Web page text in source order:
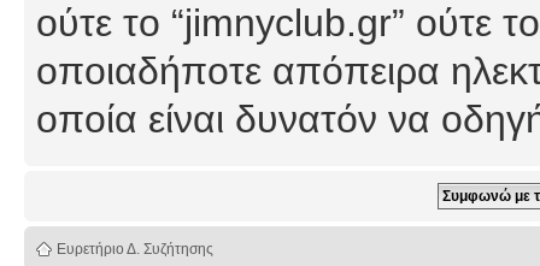
ούτε το “jimnyclub.gr” ούτε
οποιαδήποτε απόπειρα
οποία είναι δυνατόν να
Ευρετήριο Δ. Συζήτησης